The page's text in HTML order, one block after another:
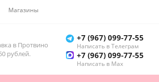
Магазины
в Протвино
рублей.
+7 (967) 099-77-55
Написать в Телеграм
+7 (967) 099-77-55
Написать в Мах